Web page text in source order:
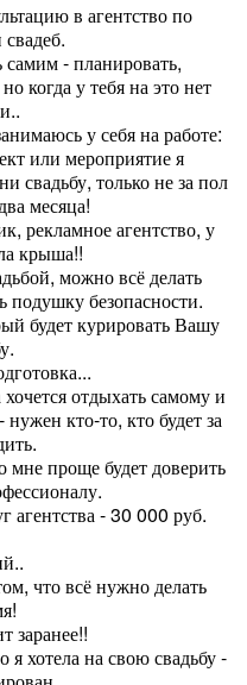
в агентство по
- планировать,
когда у тебя на это нет
у себя на работе:
или мероприятие я
свадьбу, только не за пол
месяца!
рекламное агентство, у
крыша!!
можно всё делать
подушку безопасности.
будет курировать Вашу
отдыхать самому и
кто-то, кто будет за
проще будет доверить
агентства - 30 000 руб.
что всё нужно делать
заранее!!
хотела на свою свадьбу -